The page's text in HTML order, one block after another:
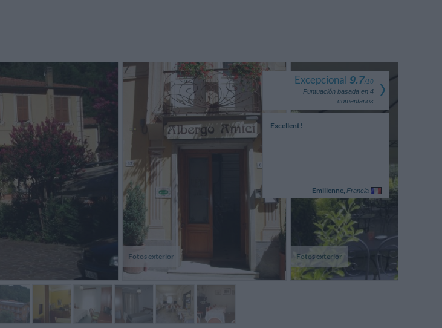
Fotos exterior Fotos exterior
Excepcional 9.7/10
Puntuación basada en 4
comentarios
Excellent!
Emilienne, Francia